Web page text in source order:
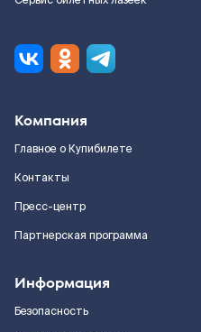
Компания
Главное о Купибилете
Контакты
Пресс-центр
Партнерская программа
Информация
Безопасность